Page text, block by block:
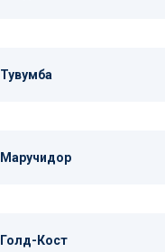
Тувумба
Маручидор
Голд-Кост